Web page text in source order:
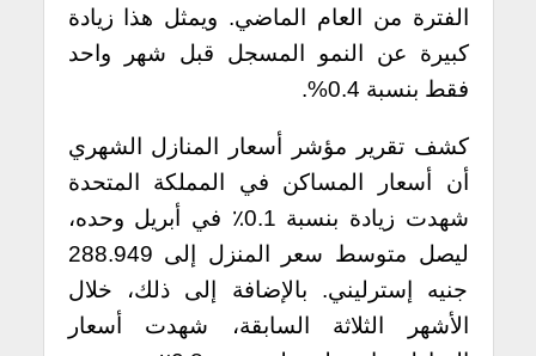
الفترة من العام الماضي. ويمثل هذا زيادة
كبيرة عن النمو المسجل قبل شهر واحد
فقط بنسبة 0.4%.
كشف تقرير مؤشر أسعار المنازل الشهري
أن أسعار المساكن في المملكة المتحدة
شهدت زيادة بنسبة 0.1٪ في أبريل وحده،
ليصل متوسط سعر المنزل إلى 288.949
جنيه إسترليني. بالإضافة إلى ذلك، خلال
الأشهر الثلاثة السابقة، شهدت أسعار